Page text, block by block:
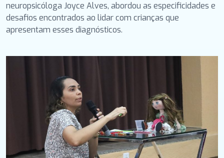
neuropsicóloga Joyce Alves, abordou as especificidades e
desafios encontrados ao lidar com crianças que
apresentam esses diagnósticos.